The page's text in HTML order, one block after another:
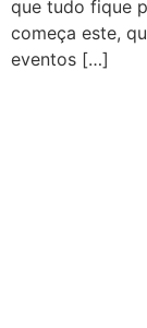
que tudo fique
começa este,
eventos […]